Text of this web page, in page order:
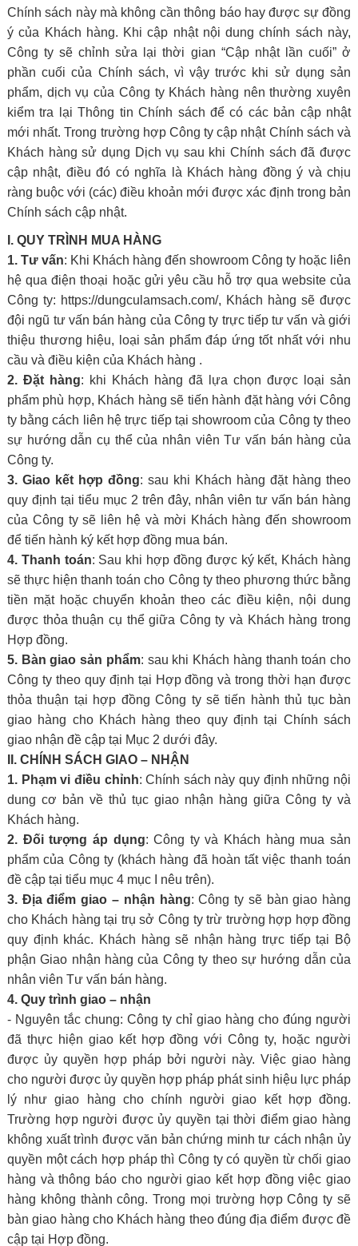
Chính sách này mà không cần thông báo hay được sự đồng
ý của Khách hàng. Khi cập nhật nội dung chính sách này,
Công ty sẽ chỉnh sửa lại thời gian “Cập nhật lần cuối” ở
phần cuối của Chính sách, vì vậy trước khi sử dụng sản
phẩm, dịch vụ của Công ty Khách hàng nên thường xuyên
kiểm tra lại Thông tin Chính sách để có các bản cập nhật
mới nhất. Trong trường hợp Công ty cập nhật Chính sách và
Khách hàng sử dụng Dịch vụ sau khi Chính sách đã được
cập nhật, điều đó có nghĩa là Khách hàng đồng ý và chịu
ràng buộc với (các) điều khoản mới được xác định trong bản
Chính sách cập nhật.
I. QUY TRÌNH MUA HÀNG
1. Tư vấn: Khi Khách hàng đến showroom Công ty hoặc liên
hệ qua điện thoại hoặc gửi yêu cầu hỗ trợ qua website của
Công ty: https://dungculamsach.com/, Khách hàng sẽ được
đội ngũ tư vấn bán hàng của Công ty trực tiếp tư vấn và giới
thiệu thương hiệu, loại sản phẩm đáp ứng tốt nhất với nhu
cầu và điều kiện của Khách hàng .
2. Đặt hàng: khi Khách hàng đã lựa chọn được loại sản
phẩm phù hợp, Khách hàng sẽ tiến hành đặt hàng với Công
ty bằng cách liên hệ trực tiếp tại showroom của Công ty theo
sự hướng dẫn cụ thể của nhân viên Tư vấn bán hàng của
Công ty.
3. Giao kết hợp đồng: sau khi Khách hàng đặt hàng theo
quy định tại tiểu mục 2 trên đây, nhân viên tư vấn bán hàng
của Công ty sẽ liên hệ và mời Khách hàng đến showroom
để tiến hành ký kết hợp đồng mua bán.
4. Thanh toán: Sau khi hợp đồng được ký kết, Khách hàng
sẽ thực hiện thanh toán cho Công ty theo phương thức bằng
tiền mặt hoặc chuyển khoản theo các điều kiện, nội dung
được thỏa thuận cụ thể giữa Công ty và Khách hàng trong
Hợp đồng.
5. Bàn giao sản phẩm: sau khi Khách hàng thanh toán cho
Công ty theo quy định tại Hợp đồng và trong thời hạn được
thỏa thuận tại hợp đồng Công ty sẽ tiến hành thủ tục bàn
giao hàng cho Khách hàng theo quy định tại Chính sách
giao nhận đề cập tại Mục 2 dưới đây.
II. CHÍNH SÁCH GIAO – NHẬN
1. Phạm vi điều chỉnh: Chính sách này quy định những nội
dung cơ bản về thủ tục giao nhận hàng giữa Công ty và
Khách hàng.
2. Đối tượng áp dụng: Công ty và Khách hàng mua sản
phẩm của Công ty (khách hàng đã hoàn tất việc thanh toán
đề cập tại tiểu mục 4 mục I nêu trên).
3. Địa điểm giao – nhận hàng: Công ty sẽ bàn giao hàng
cho Khách hàng tại trụ sở Công ty trừ trường hợp hợp đồng
quy định khác. Khách hàng sẽ nhận hàng trực tiếp tại Bộ
phận Giao nhận hàng của Công ty theo sự hướng dẫn của
nhân viên Tư vấn bán hàng.
4. Quy trình giao – nhận
- Nguyên tắc chung: Công ty chỉ giao hàng cho đúng người
đã thực hiện giao kết hợp đồng với Công ty, hoặc người
được ủy quyền hợp pháp bởi người này. Việc giao hàng
cho người được ủy quyền hợp pháp phát sinh hiệu lực pháp
lý như giao hàng cho chính người giao kết hợp đồng.
Trường hợp người được ủy quyền tại thời điểm giao hàng
không xuất trình được văn bản chứng minh tư cách nhận ủy
quyền một cách hợp pháp thì Công ty có quyền từ chối giao
hàng và thông báo cho người giao kết hợp đồng việc giao
hàng không thành công. Trong mọi trường hợp Công ty sẽ
bàn giao hàng cho Khách hàng theo đúng địa điểm được đề
cập tại Hợp đồng.